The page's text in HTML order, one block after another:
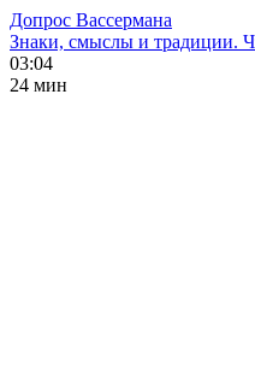
Допрос Вассермана
Знаки, смыслы и традиции.
03:04
24 мин